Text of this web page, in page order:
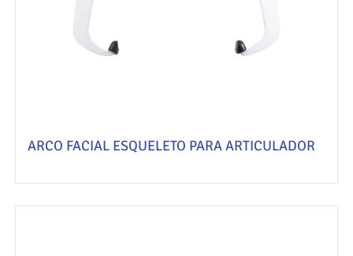
ARCO FACIAL ESQUELETO PARA ARTICULADOR